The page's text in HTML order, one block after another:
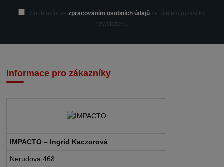
Souhlasím sezpracováním osobních údajů za účelem rozesílky
newsletteru.
Informace pro zákazníky
IMPACTO – Ingrid Kaczorová
Nerudova 468